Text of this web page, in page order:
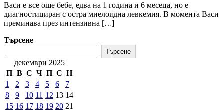
Васи е все още бебе, едва на 1 година и 6 месеца, но е
диагностициран с остра миелоидна левкемия. В момента Васи
преминава през интензивна […]
Търсене
Търсене
декември 2025
П В С Ч П С Н
1
2 3 4 5 6
7
8
9 10 11 12 13 14
15 16 17 18 19 20 21